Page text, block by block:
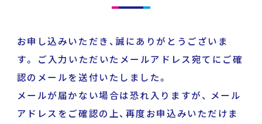
Services
サービス
サービストップ
CustomerStories
お申し込みいただき、誠にありがとうございま
す。
ご入力いただいたメールアドレス宛てにご確
認のメールを送付いたしました。
メールが届かない場合は恐れ入りますが、 メール
アドレスをご確認の上、再度お申込みいただけま